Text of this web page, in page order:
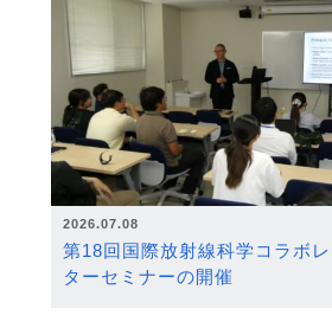
2026.07.08
第18回国際放射線科学コラボ
ターセミナーの開催